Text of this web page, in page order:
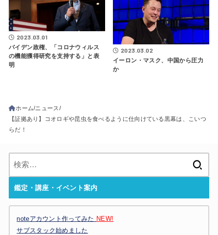
2023.03.01
バイデン政権、「コロナウィルス
の機能獲得研究を支持する」と表
明
2023.03.02
イーロン・マスク、中国から圧力
か
ホーム ニュース
【証拠あり】コオロギや昆虫を食べるように仕向けている黒幕は、こいつ
らだ！
鑑定・講座・イベント案内
noteアカウント作ってみた NEW!
サブスタック始めました